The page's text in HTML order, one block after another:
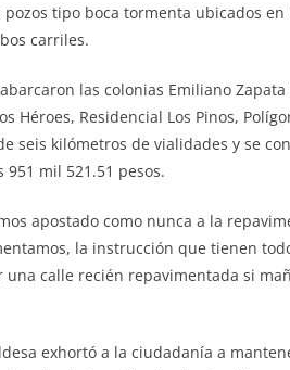
tipo boca tormenta ubicados
carriles.
las colonias Emiliano
Héroes, Residencial Los Pinos,
seis kilómetros de vialidades y se
mil 521.51 pesos.
apostado como nunca a la
la instrucción que tienen
calle recién repavimentada si
exhortó a la ciudadanía a